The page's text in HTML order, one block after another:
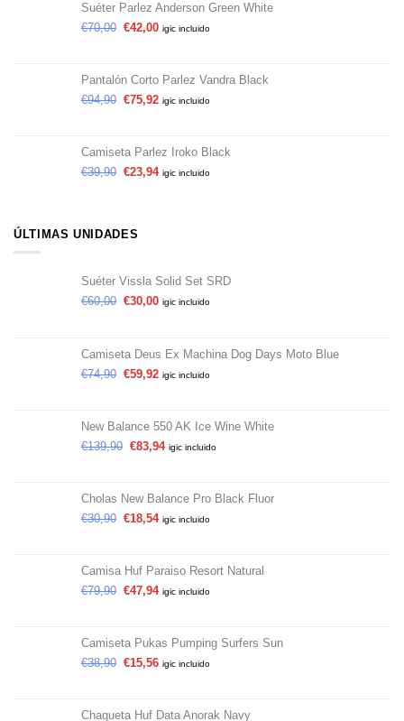
Suéter Parlez Anderson Green White
€70,00 €42,00 igic incluido
Pantalón Corto Parlez Vandra Black
€94,90 €75,92 igic incluido
Camiseta Parlez Iroko Black
€39,90 €23,94 igic incluido
ÚLTIMAS UNIDADES
Suéter Vissla Solid Set SRD
€60,00 €30,00 igic incluido
Camiseta Deus Ex Machina Dog Days Moto Blue
€74,90 €59,92 igic incluido
New Balance 550 AK Ice Wine White
€139,90 €83,94 igic incluido
Cholas New Balance Pro Black Fluor
€30,90 €18,54 igic incluido
Camisa Huf Paraiso Resort Natural
€79,90 €47,94 igic incluido
Camiseta Pukas Pumping Surfers Sun
€38,90 €15,56 igic incluido
Chaqueta Huf Data Anorak Navy